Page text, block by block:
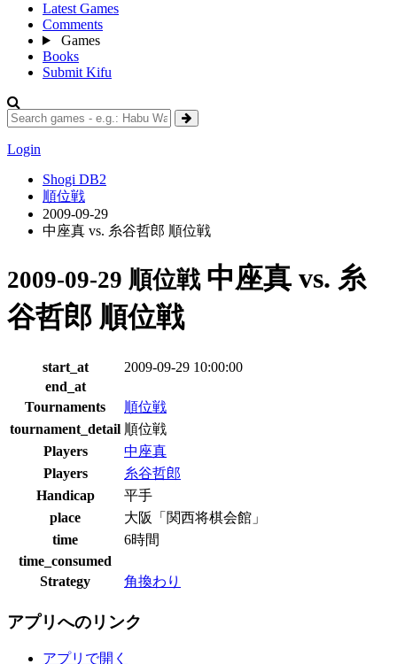
Latest Games
Comments
Games
Books
Submit Kifu
Login
Shogi DB2
順位戦
2009-09-29
中座真 vs. 糸谷哲郎 順位戦
2009-09-29 順位戦 中座真 vs. 糸
谷哲郎 順位戦
start_at
2009-09-29 10:00:00
end_at
Tournaments
順位戦
tournament_detail 順位戦
Players
中座真
Players
糸谷哲郎
Handicap
平手
place
大阪「関西将棋会館」
time
6時間
time_consumed
Strategy
角換わり
アプリへのリンク
アプリで開く